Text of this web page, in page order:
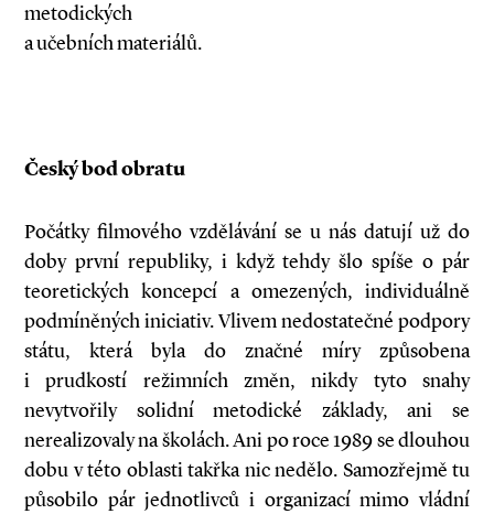
metodických
a učebních materiálů.
Český bod obratu
Počátky filmového vzdělávání se u nás datují už do
doby první republiky, i když tehdy šlo spíše o pár
teoretických koncepcí a omezených, individuálně
podmíněných iniciativ. Vlivem nedostatečné podpory
státu, která byla do značné míry způsobena
i prudkostí režimních změn, nikdy tyto snahy
nevytvořily solidní metodické základy, ani se
nerealizovaly na školách. Ani po roce 1989 se dlouhou
dobu v této oblasti takřka nic nedělo. Samozřejmě tu
působilo pár jednotlivců i organizací mimo vládní